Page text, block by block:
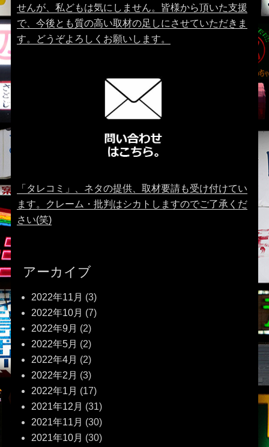
せんが、私どもは気にしません。皆様から頂いた支援
で、今後とも質の高い取材の足しにさせていただきま
す。どうぞよろしくお願いします。
「タレコミ」、ネタの提供、取材要請も受け付けてい
ます。クレーム・批判はシカトしますのでご了承くだ
さい(笑)
アーカイブ
2022年11月 (3)
2022年10月 (7)
2022年9月 (2)
2022年5月 (2)
2022年4月 (2)
2022年2月 (3)
2022年1月 (17)
2021年12月 (31)
2021年11月 (30)
2021年10月 (30)